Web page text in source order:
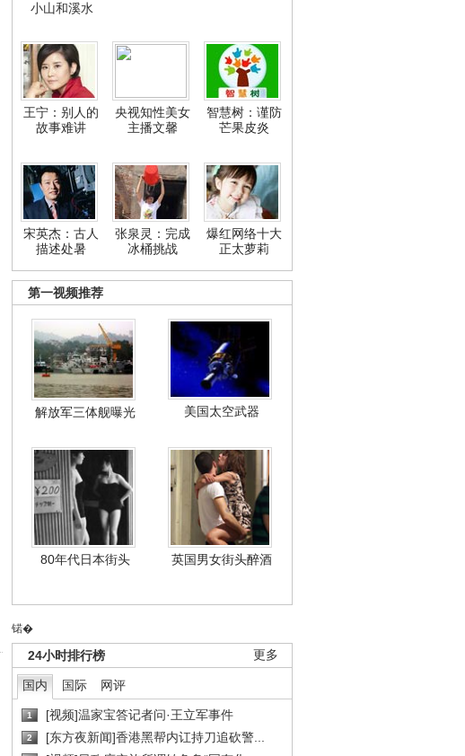
小山和溪水
王宁：别人的
故事难讲
央视知性美女
主播文馨
智慧树：谨防
芒果皮炎
宋英杰：古人
描述处暑
张泉灵：完成
冰桶挑战
爆红网络十大
正太萝莉
第一视频推荐
解放军三体舰曝光 美国太空武器
80年代日本街头 英国男女街头醉酒
锘�
更多
24小时排行榜
国内 国际 网评
1 [视频]温家宝答记者问·王立军事件
2 [东方夜新闻]香港黑帮内讧持刀追砍警...